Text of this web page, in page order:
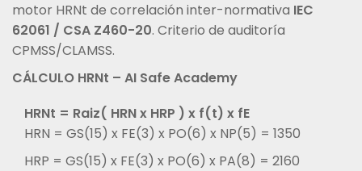
motor HRNt de correlación inter-normativa IEC
62061 / CSA Z460-20. Criterio de auditoría
CPMSS/CLAMSS.
CÁLCULO HRNt – AI Safe Academy
HRNt = Raiz( HRN x HRP ) x f(t) x fE
HRN = GS(15) x FE(3) x PO(6) x NP(5) = 1350
HRP = GS(15) x FE(3) x PO(6) x PA(8) = 2160